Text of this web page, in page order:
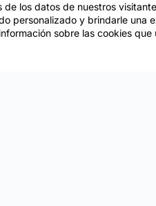
de los datos de nuestros
personalizado y brindarle una
sobre las cookies que